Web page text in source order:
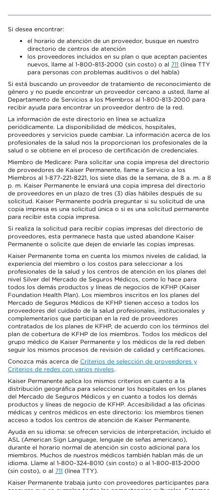
Si desea encontrar:
el horario de atención de un proveedor, busque en nuestro
directorio de centros de atención
los proveedores incluidos en su plan o que aceptan pacientes
nuevos, llame al 1-800-813-2000 (sin costo) o al 711 (línea TTY
para personas con problemas auditivos o del habla)
Si está buscando un proveedor de tratamiento de reconocimiento de
género y no puede encontrar un proveedor cercano a usted, llame al
Departamento de Servicios a los Miembros al 1-800-813-2000 para
recibir ayuda para encontrar un proveedor dentro de la red.
La información de este directorio en línea se actualiza
periódicamente. La disponibilidad de médicos, hospitales,
proveedores y servicios puede cambiar. La información acerca de los
profesionales de la salud nos la proporcionan los profesionales de la
salud o se obtiene en el proceso de certificación de credenciales.
Miembro de Medicare: Para solicitar una copia impresa del directorio
de proveedores de Kaiser Permanente, llame a Servicio a los
Miembros al 1-877-221-8221, los siete días de la semana, de 8 a. m. a 8
p. m. Kaiser Permanente le enviará una copia impresa del directorio
de proveedores en un plazo de tres (3) días hábiles después de su
solicitud. Kaiser Permanente podría preguntar si su solicitud de una
copia impresa es una solicitud única o si es una solicitud permanente
para recibir esta copia impresa.
Si realiza la solicitud para recibir copias impresas del directorio de
proveedores, esta permanece hasta que usted abandone Kaiser
Permanente o solicite que dejen de enviarle las copias impresas.
Kaiser Permanente toma en cuenta los mismos niveles de calidad, la
experiencia del miembro o los costos para seleccionar a los
profesionales de la salud y los centros de atención en los planes del
nivel Silver del Mercado de Seguros Médicos, como lo hace para
todos los demás productos y líneas de negocios de KFHP (Kaiser
Foundation Health Plan). Los miembros inscritos en los planes del
Mercado de Seguros Médicos de KFHP tienen acceso a todos los
proveedores del cuidado de la salud profesionales, institucionales y
complementarios que participan en la red de proveedores
contratados de los planes de KFHP, de acuerdo con los términos del
plan de cobertura de KFHP de los miembros. Todos los médicos del
grupo médico de Kaiser Permanente y los médicos de la red deben
seguir los mismos procesos de revisión de calidad y certificaciones.
Conozca más acerca de Criterios de selección de proveedores y
Criterios de redes con varios niveles.
Kaiser Permanente aplica los mismos criterios en cuanto a la
distribución geográfica para seleccionar los hospitales en los planes
del Mercado de Seguros Médicos y en cuanto a todos los demás
productos y líneas de negocio de KFHP. Accesibilidad a las oficinas
médicas y centros médicos en este directorio: los miembros tienen
acceso a todos los centros de atención de Kaiser Permanente.
Ayuda en su idioma: se ofrecen servicios de interpretación, incluido el
ASL (American Sign Language, lenguaje de señas americano),
durante el horario normal de atención sin costo adicional para los
miembros. Muchos de nuestros médicos también hablan más de un
idioma. Llame al 1-800-324-8010 (sin costo) o al 1-800-813-2000
(sin costo), o al 711 (línea TTY).
Kaiser Permanente trabaja junto con proveedores participantes para